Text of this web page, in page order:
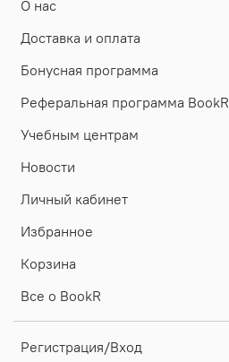
О нас
Доставка и оплата
Бонусная программа
Реферальная программа BookR
Учебным центрам
Новости
Личный кабинет
Избранное
Корзина
Все о BookR
Регистрация/Вход